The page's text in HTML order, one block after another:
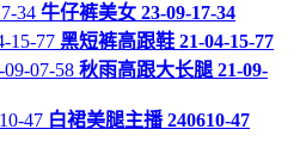
牛仔裤美女 23-09-17-34
黑短裤高跟鞋 21-04-15-77
秋雨高跟大长腿 21-09-
白裙美腿主播 240610-47